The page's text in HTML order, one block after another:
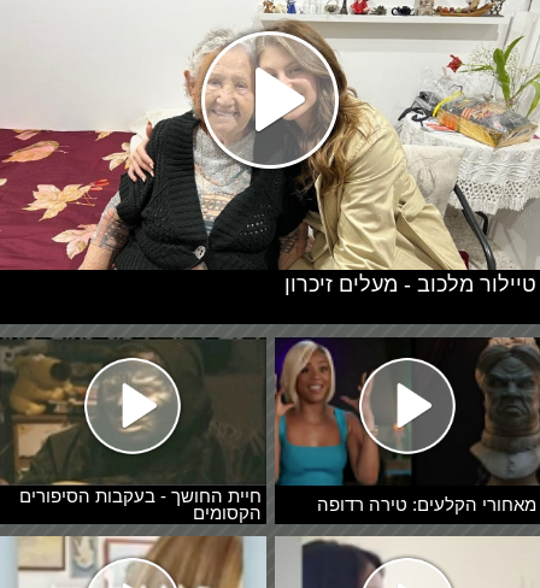
מאחורי הקלעים: טירה רדופה
חיית החושך - בעקבות הסיפורים
הקסומים
טיילור מלכוב - מעלים זיכרון